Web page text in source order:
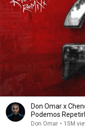
Don Omar x
Podemos
Don Omar • 15M